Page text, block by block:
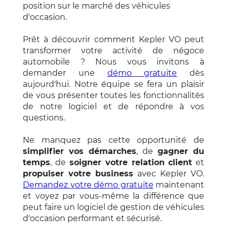
position sur le marché des véhicules
d'occasion.
Prêt à découvrir comment Kepler VO peut
transformer votre activité de négoce
automobile ? Nous vous invitons à
demander une démo gratuite dès
aujourd'hui. Notre équipe se fera un plaisir
de vous présenter toutes les fonctionnalités
de notre logiciel et de répondre à vos
questions.
Ne manquez pas cette opportunité de
simplifier vos démarches, de gagner du
temps, de soigner votre relation client et
propulser votre business avec Kepler VO.
Demandez votre démo gratuite maintenant
et voyez par vous-même la différence que
peut faire un logiciel de gestion de véhicules
d'occasion performant et sécurisé.